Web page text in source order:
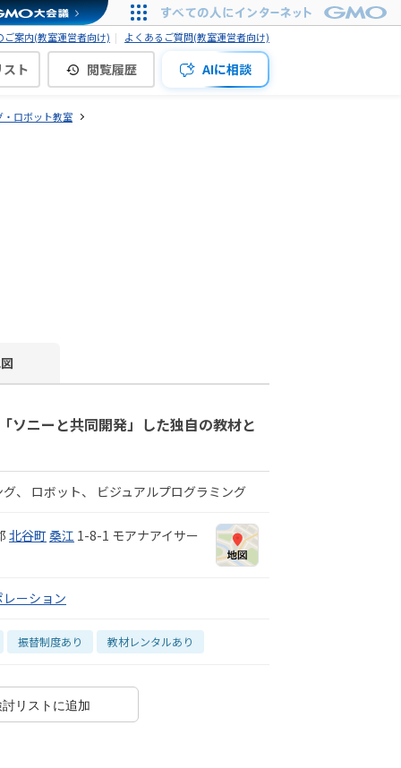
ご案内(教室運営者向け) よくあるご質問(教室運営者向け)
ト 閲覧履歴 AIに相談
ロボット教室
ニーと共同開発」した独自の教材と
グ ロボット ビジュアルプログラミング
北谷町 桑江 1-8-1 モアナアイサー
ーション
振替制度あり 教材レンタルあり
リストに追加